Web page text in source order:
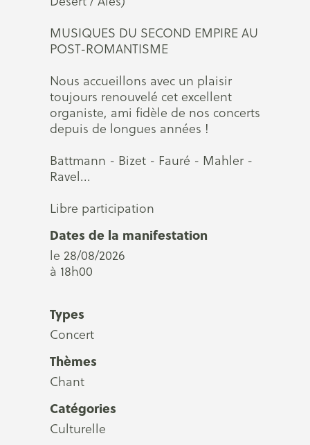
MUSIQUES DU SECOND EMPIRE AU
POST-ROMANTISME
Nous accueillons avec un plaisir
toujours renouvelé cet excellent
organiste, ami fidèle de nos concerts
depuis de longues années !
Battmann - Bizet - Fauré - Mahler -
Ravel...
Libre participation
Dates de la manifestation
le 28/08/2026
à 18h00
Types
Concert
Thèmes
Chant
Catégories
Culturelle